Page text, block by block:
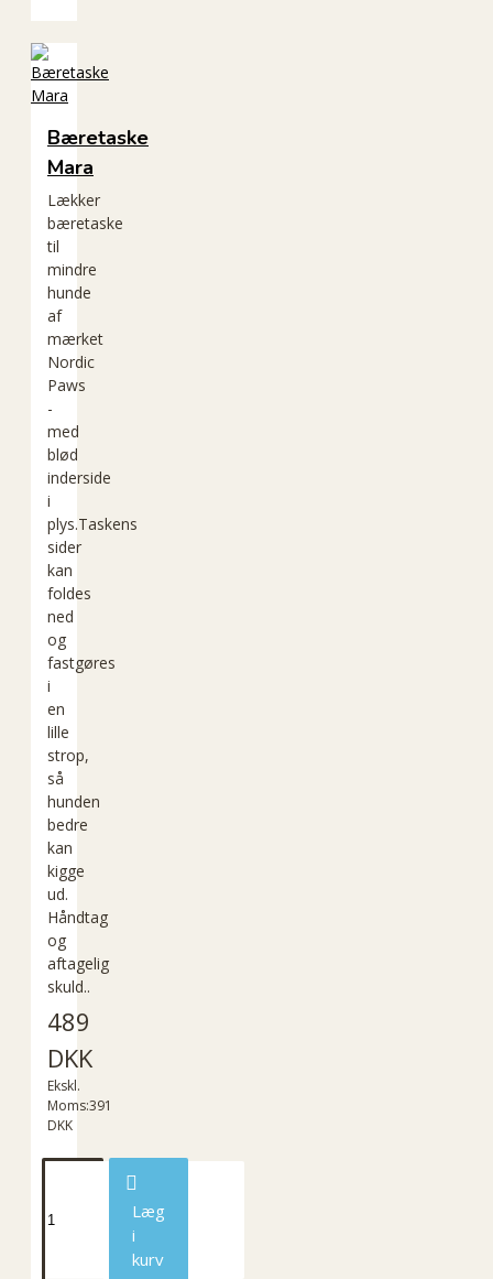
Bæretaske
Mara
Lækker
bæretaske
til
mindre
hunde
af
mærket
Nordic
Paws
-
med
blød
inderside
i
plys.Taskens
sider
kan
foldes
ned
og
fastgøres
i
en
lille
strop,
så
hunden
bedre
kan
kigge
ud.
Håndtag
og
aftagelig
skuld..
489
DKK
Ekskl.
Moms:391
DKK
Læg
i
kurv